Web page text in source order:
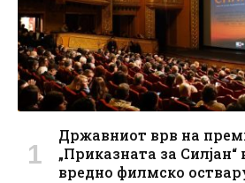
Државниот врв на
„Приказната за
вредно филмско